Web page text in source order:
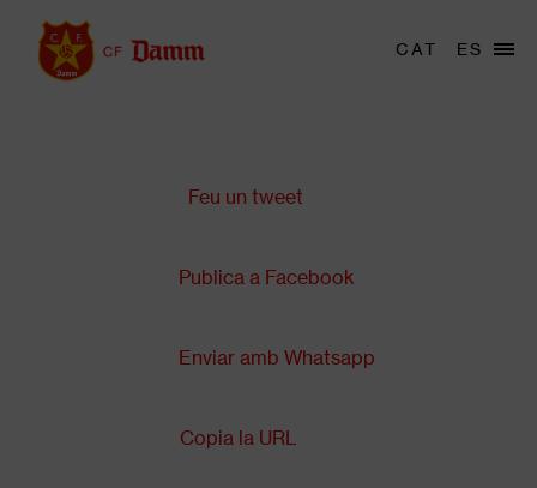
contingut
Main
Menu
CAT ES
Feu un tweet
Publica a Facebook
Enviar amb Whatsapp
Copia la URL